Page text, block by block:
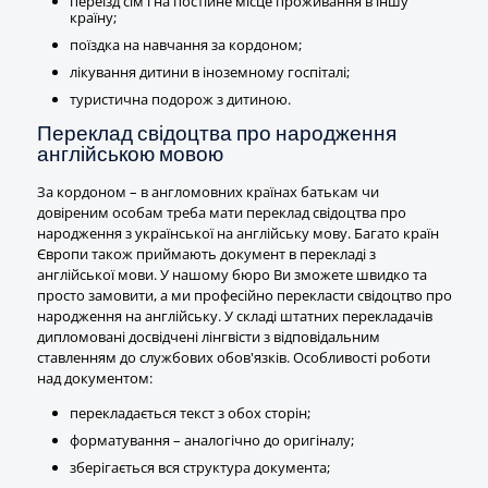
країну;
поїздка на навчання за кордоном;
лікування дитини в іноземному госпіталі;
туристична подорож з дитиною.
Переклад свідоцтва про народження
англійською мовою
За кордоном – в англомовних країнах батькам чи
довіреним особам треба мати переклад свідоцтва про
народження з української на англійську мову. Багато країн
Європи також приймають документ в перекладі з
англійської мови. У нашому бюро Ви зможете швидко та
просто замовити, а ми професійно перекласти свідоцтво про
народження на англійську. У складі штатних перекладачів
дипломовані досвідчені лінгвісти з відповідальним
ставленням до службових обов'язків. Особливості роботи
над документом:
перекладається текст з обох сторін;
форматування – аналогічно до оригіналу;
зберігається вся структура документа;